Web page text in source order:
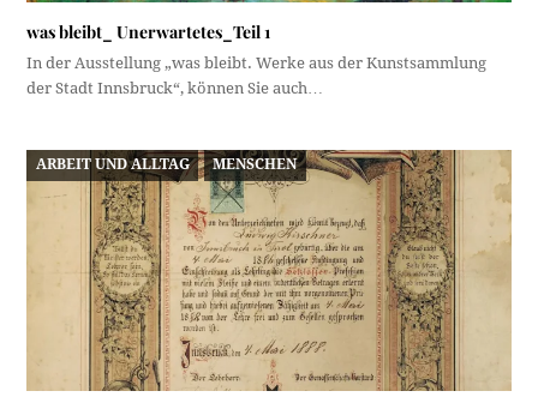
was bleibt_ Unerwartetes_Teil 1
In der Ausstellung „was bleibt. Werke aus der Kunstsammlung
der Stadt Innsbruck“, können Sie auch…
ARBEIT UND ALLTAG MENSCHEN